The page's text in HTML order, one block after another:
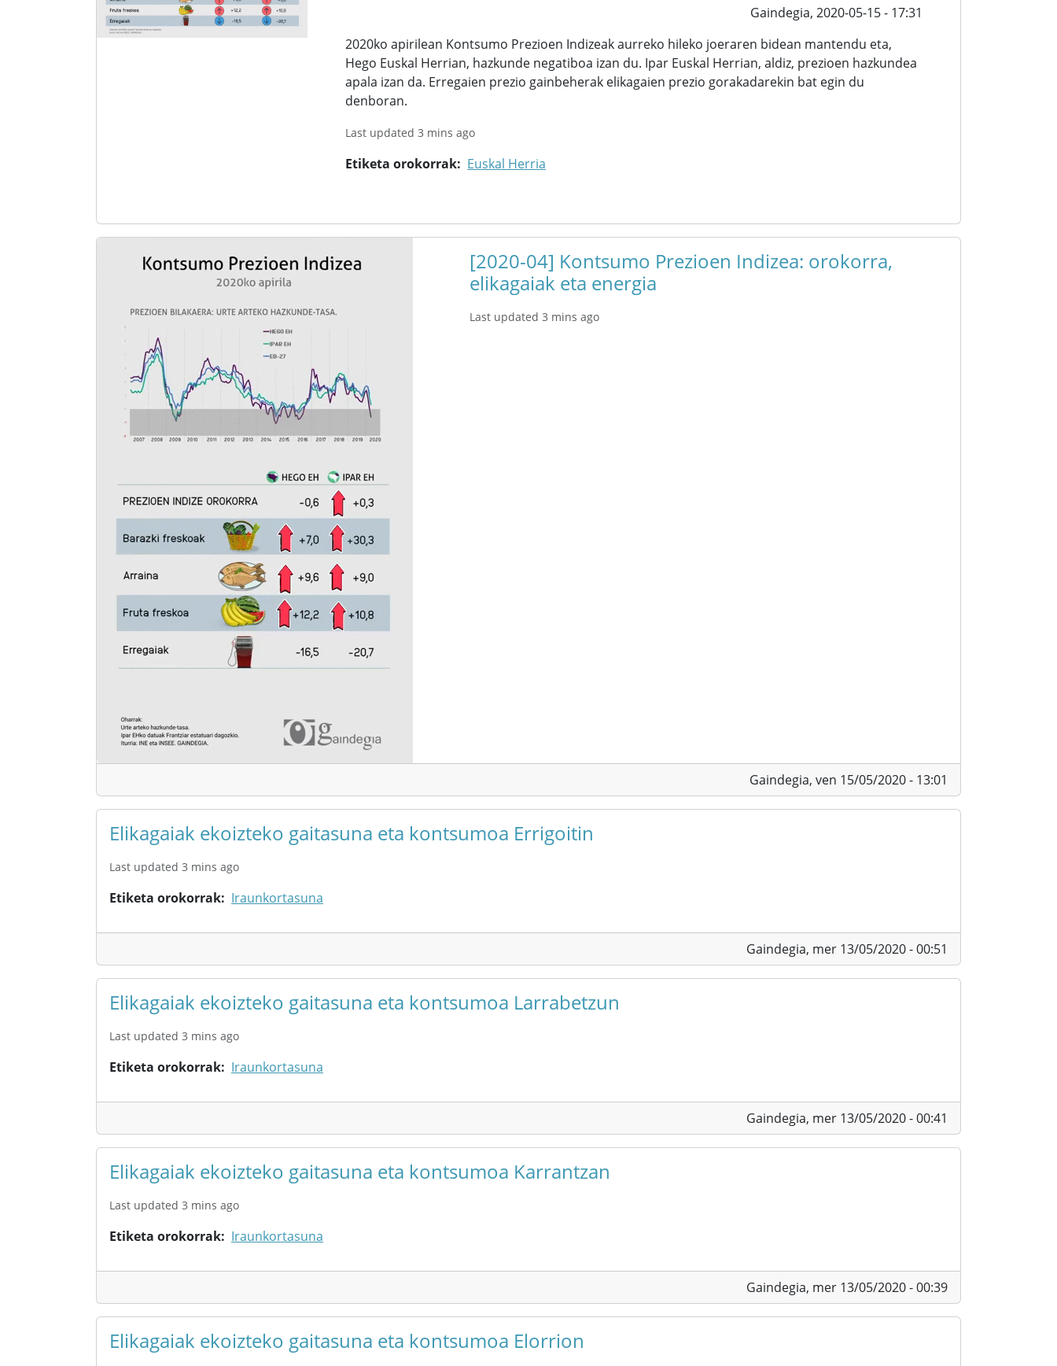
Gaindegia, 2020-05-15 - 17:31
2020ko apirilean Kontsumo Prezioen Indizeak aurreko hileko joeraren bidean mantendu eta,
Hego Euskal Herrian, hazkunde negatiboa izan du. Ipar Euskal Herrian, aldiz, prezioen hazkundea
apala izan da. Erregaien prezio gainbeherak elikagaien prezio gorakadarekin bat egin du
denboran.
Last updated 3 mins ago
Etiketa orokorrak Euskal Herria
[2020-04] Kontsumo Prezioen Indizea: orokorra,
elikagaiak eta energia
Last updated 3 mins ago
Gaindegia, ven 15/05/2020 - 13:01
Elikagaiak ekoizteko gaitasuna eta kontsumoa Errigoitin
Last updated 3 mins ago
Etiketa orokorrak Iraunkortasuna
Gaindegia, mer 13/05/2020 - 00:51
Elikagaiak ekoizteko gaitasuna eta kontsumoa Larrabetzun
Last updated 3 mins ago
Etiketa orokorrak Iraunkortasuna
Gaindegia, mer 13/05/2020 - 00:41
Elikagaiak ekoizteko gaitasuna eta kontsumoa Karrantzan
Last updated 3 mins ago
Etiketa orokorrak Iraunkortasuna
Gaindegia, mer 13/05/2020 - 00:39
Elikagaiak ekoizteko gaitasuna eta kontsumoa Elorrion